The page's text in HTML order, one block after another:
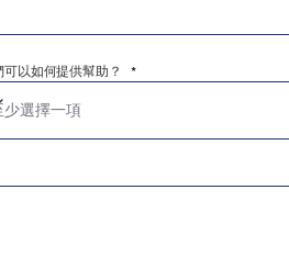
可以如何提供幫助？ *
少選擇一項